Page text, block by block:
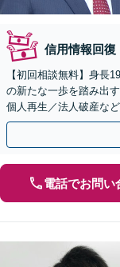
信用情報回復
【初回相談無料】身長
の新たな一歩を踏み出
個人再生／法人破産な
ご提案【夜間・休日面
電話でお問い